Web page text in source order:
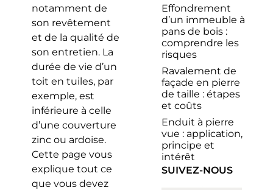
notamment de
son revêtement
et de la qualité de
son entretien. La
durée de vie d’un
toit en tuiles, par
exemple, est
inférieure à celle
d’une couverture
zinc ou ardoise.
Cette page vous
explique tout ce
que vous devez
Effondrement
d’un immeuble à
pans de bois :
comprendre les
risques
Ravalement de
façade en pierre
de taille : étapes
et coûts
Enduit à pierre
vue : application,
principe et
intérêt
SUIVEZ-NOUS